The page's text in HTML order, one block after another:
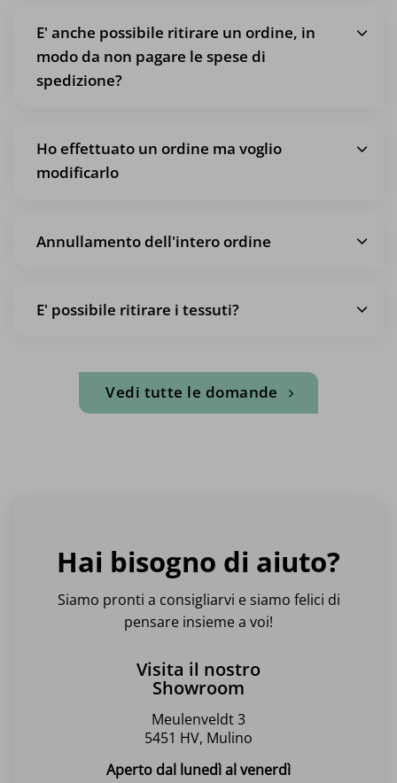
E' anche possibile ritirare un ordine, in
modo da non pagare le spese di
spedizione?
Ho effettuato un ordine ma voglio
modificarlo
Annullamento dell'intero ordine
E' possibile ritirare i tessuti?
Vedi tutte le domande
Hai bisogno di aiuto?
Siamo pronti a consigliarvi e siamo felici di
pensare insieme a voi!
Visita il nostro
Showroom
Meulenveldt 3
5451 HV, Mulino
Aperto dal lunedì al venerdì